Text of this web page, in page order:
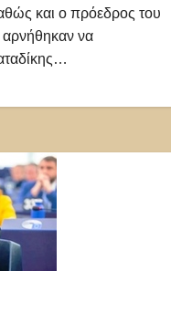
και ο πρόεδρος του
να